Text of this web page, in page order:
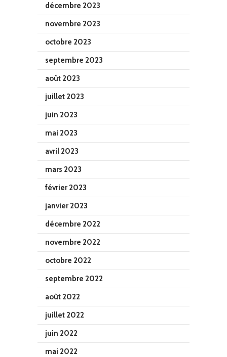
décembre 2023
novembre 2023
octobre 2023
septembre 2023
août 2023
juillet 2023
juin 2023
mai 2023
avril 2023
mars 2023
février 2023
janvier 2023
décembre 2022
novembre 2022
octobre 2022
septembre 2022
août 2022
juillet 2022
juin 2022
mai 2022